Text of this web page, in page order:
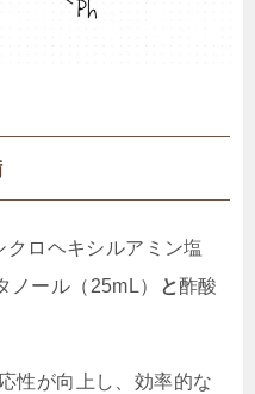
クロヘキシルアミン塩
ノール（25mL）
と酢酸
性が向上し、効率的な